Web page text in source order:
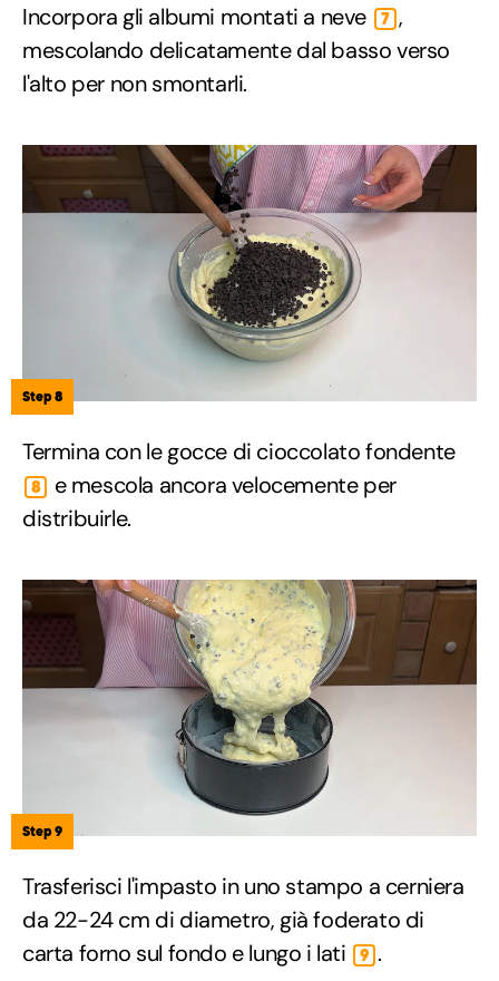
Incorpora gli albumi montati a neve 7 ,
mescolando delicatamente dal basso verso
l'alto per non smontarli.
Step 8
Termina con le gocce di cioccolato fondente
8
e mescola ancora velocemente per
distribuirle.
Step 9
Trasferisci l'impasto in uno stampo a cerniera
da 22-24 cm di diametro, già foderato di
carta forno sul fondo e lungo i lati
9 .